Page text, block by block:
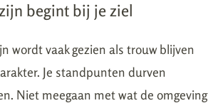
begint bij je ziel
wordt vaak gezien als trouw blijven
Je standpunten durven
Niet meegaan met wat de omgeving